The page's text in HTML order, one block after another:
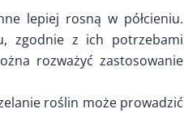
lepiej rosną w półcieniu.
zgodnie z ich potrzebami
rozważyć zastosowanie
roślin może prowadzić